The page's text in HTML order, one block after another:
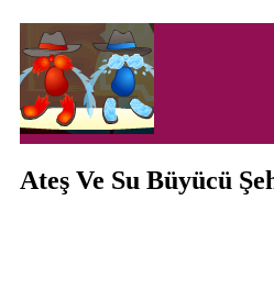
Ateş Ve Su Büyücü